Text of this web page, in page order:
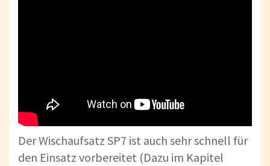
Der Wischaufsatz SP7 ist auch sehr schnell für
den Einsatz vorbereitet (Dazu im Kapitel